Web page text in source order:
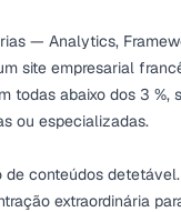
— Analytics,
site empresarial
todas abaixo dos 3 %,
ou especializadas.
conteúdos
extraordinária